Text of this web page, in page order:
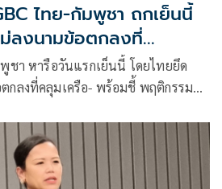
ไทย-กัมพูชา ถกเย็นนี้
ลงนามข้อตกลงที่
พูชา หารือวันแรกเย็นนี้ โดยไทยยึด
กลงที่คลุมเครือ- พร้อมชี้ พฤติกรรม